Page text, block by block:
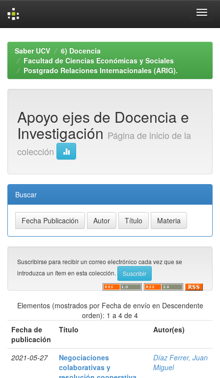
navigationSaber UCV
6) Docencia
Facultad de Ciencias Económicas y Sociales
Postgrado Relaciones Internacionales (ARIG).
Apoyo ejes de Docencia e
Investigación Página de inicio de la
colección
Buscar
Suscribirse para recibir un correo electrónico cada vez que se
introduzca un ítem en esta colección.
Elementos (mostrados por Fecha de envío en Descendente
orden): 1 a 4 de 4
Fecha de
publicación
Título Autor(es)
2021-05-27
Negociaciones
colaborativas y
Díaz Ferrer, Juan
Miguel